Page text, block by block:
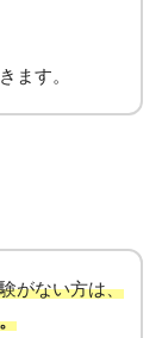
ます。
がない方は、